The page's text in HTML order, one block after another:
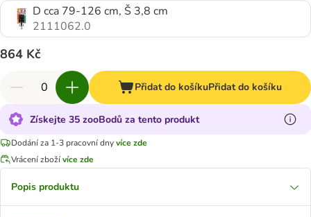
D cca 79-126 cm, Š 3,8 cm
2111062.0
864 Kč
Přidat do košíkuPřidat do košíku
Získejte 35 zooBodů za tento produkt
Dodání za 1-3 pracovní dnyvíce zde
Vrácení zbožívíce zde
Popis produktu